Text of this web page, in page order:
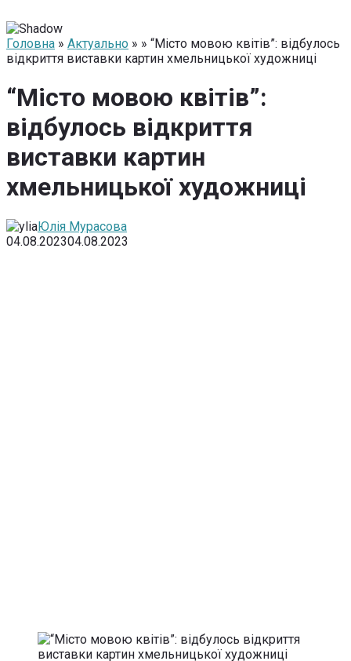
Головна » Актуально » » “Місто мовою квітів”: відбулось
відкриття виставки картин хмельницької художниці
“Місто мовою квітів”:
відбулось відкриття
виставки картин
хмельницької художниці
Юлія Мурасова
04.08.202304.08.2023